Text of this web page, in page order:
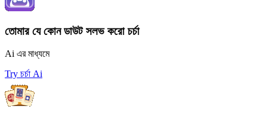
তোমার যে কোন ডাউট সলভ করো চর্চা
Ai এর মাধ্যমে
Try চর্চা Ai